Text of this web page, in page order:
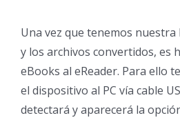
Una vez que tenemos
y los archivos convertidos, es
eBooks al eReader. Para ello
el dispositivo al PC vía cable
detectará y aparecerá la